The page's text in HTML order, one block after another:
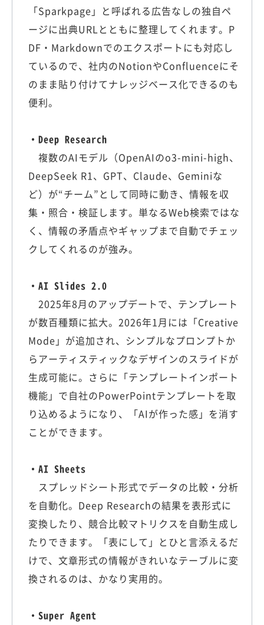
「Sparkpage」と呼ばれる広告なしの独自ペ
ージに出典URLとともに整理してくれます。P
DF・Markdownでのエクスポートにも対応し
ているので、社内のNotionやConfluenceにそ
のまま貼り付けてナレッジベース化できるのも
便利。
・Deep Research
複数のAIモデル（OpenAIのo3-mini-high、
DeepSeek R1、GPT、Claude、Geminiな
ど）が“チーム”として同時に動き、情報を収
集・照合・検証します。単なるWeb検索ではな
く、情報の矛盾点やギャップまで自動でチェッ
クしてくれるのが強み。
・AI Slides 2.0
2025年8月のアップデートで、テンプレート
が数百種類に拡大。2026年1月には「Creative
Mode」が追加され、シンプルなプロンプトか
らアーティスティックなデザインのスライドが
生成可能に。さらに「テンプレートインポート
機能」で自社のPowerPointテンプレートを取
り込めるようになり、「AIが作った感」を消す
ことができます。
・AI Sheets
スプレッドシート形式でデータの比較・分析
を自動化。Deep Researchの結果を表形式に
変換したり、競合比較マトリクスを自動生成し
たりできます。「表にして」とひと言添えるだ
けで、文章形式の情報がきれいなテーブルに変
換されるのは、かなり実用的。
・Super Agent